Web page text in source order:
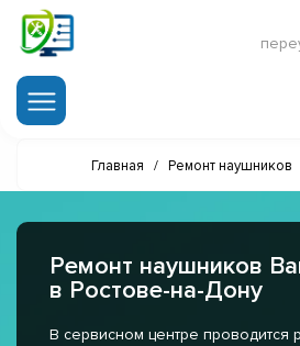
Главная / Ремонт наушников
Ремонт наушников
в Ростове-на-Дону
В сервисном центре проводится